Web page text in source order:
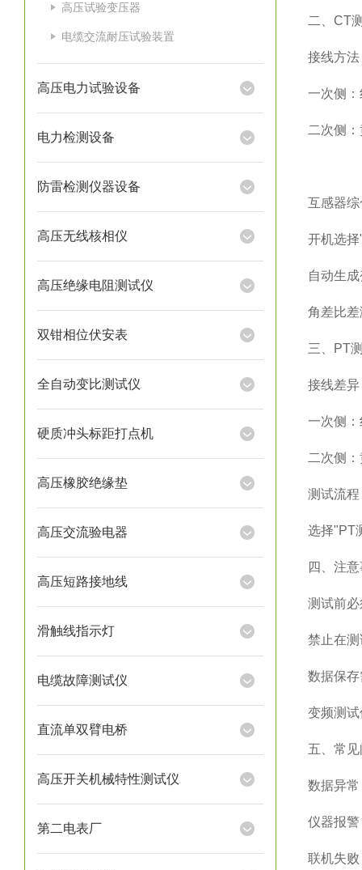
高压试验变压器
电缆交流耐压试验装置
高压电力试验设备
电力检测设备
防雷检测仪器设备
高压无线核相仪
高压绝缘电阻测试仪
双钳相位伏安表
全自动变比测试仪
硬质冲头标距打点机
高压橡胶绝缘垫
高压交流验电器
高压短路接地线
滑触线指示灯
电缆故障测试仪
直流单双臂电桥
高压开关机械特性测试仪
第二电表厂
二、CT
接线方法‌
一次侧
二次侧
互感器
开机选
自动生
角差比
三、PT
接线差异‌
一次侧
二次侧
测试流程‌
选择"PT
四、注
测试前
禁止在
数据保
变频测
五、常
数据异
仪器报
联机失